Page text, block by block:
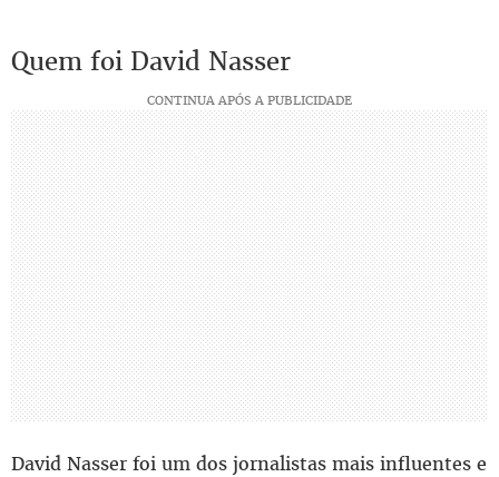
Quem foi David Nasser
David Nasser foi um dos jornalistas mais influentes e